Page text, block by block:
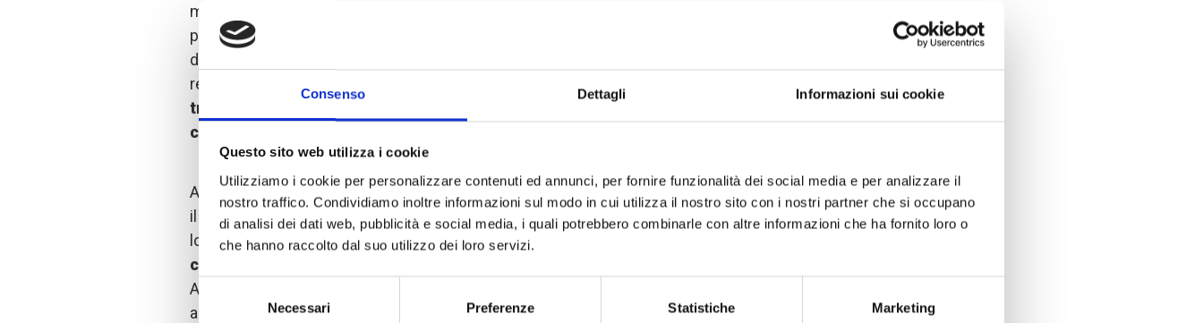
Consenso Dettagli Informazioni sui cookie
Questo sito web utilizza i cookie
Utilizziamo i cookie per personalizzare contenuti ed annunci, per fornire funzionalità dei social media e per analizzare il
nostro traffico. Condividiamo inoltre informazioni sul modo in cui utilizza il nostro sito con i nostri partner che si occupano
di analisi dei dati web, pubblicità e social media, i quali potrebbero combinarle con altre informazioni che ha fornito loro o
che hanno raccolto dal suo utilizzo dei loro servizi.
Selezione
Necessari Preferenze Statistiche Marketing
manutenzione specifiche per ogni infrastruttura. Attraverso
presentazioni, discussioni di gruppo, esercitazioni pratiche e studi
di caso, i partecipanti hanno approfondito i propri ruoli e
responsabilità, acquisendo strumenti utili per garantire
tracciabilità, trasparenza e
buona gestione delle risorse
comunitarie
Accanto al consolidamento delle competenze tecniche e gestionali,
il progetto mira a rafforzare la coesione sociale e i meccanismi
locali di prevenzione dei conflitti. A questo scopo,
comunitari
Amourj, Adel Bagrou) hanno partecipato a una
alla
gestione dei conflitti, alla promozione della pace e alla